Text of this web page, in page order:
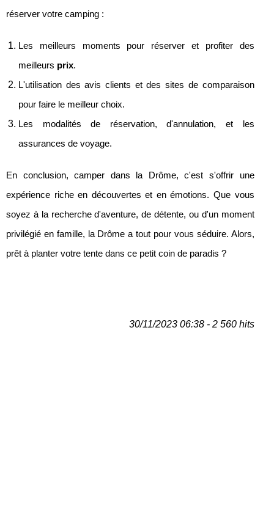
réserver votre camping :
Les meilleurs moments pour réserver et profiter des
meilleurs prix.
L'utilisation des avis clients et des sites de comparaison
pour faire le meilleur choix.
Les modalités de réservation, d'annulation, et les
assurances de voyage.
En conclusion, camper dans la Drôme, c'est s'offrir une
expérience riche en découvertes et en émotions. Que vous
soyez à la recherche d'aventure, de détente, ou d'un moment
privilégié en famille, la Drôme a tout pour vous séduire. Alors,
prêt à planter votre tente dans ce petit coin de paradis ?
30/11/2023 06:38 - 2 560 hits